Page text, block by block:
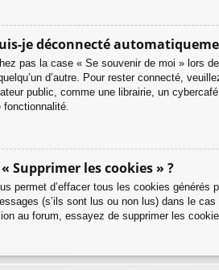
je déconnecté
pas la case « Se souvenir de moi » lors
d’autre. Pour rester connecté,
public, comme une librairie, un
Supprimer les cookies » ?
permet d’effacer tous les cookies
(s’ils sont lus ou non lus) dans le
au forum, essayez de supprimer les